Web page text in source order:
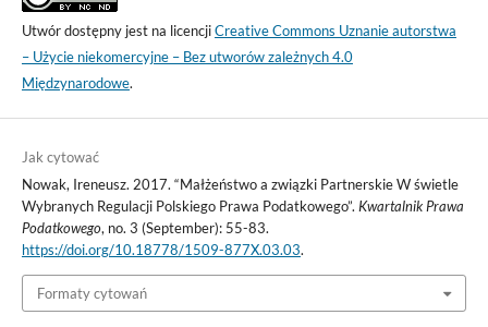
Utwór dostępny jest na licencjiCreative Commons Uznanie autorstwa
– Użycie niekomercyjne – Bez utworów zależnych 4.0
Międzynarodowe.
Jak cytować
Nowak, Ireneusz. 2017. “Małżeństwo a związki Partnerskie W świetle
Wybranych Regulacji Polskiego Prawa Podatkowego”. Kwartalnik Prawa
Podatkowego, no. 3 (September): 55-83.
https://doi.org/10.18778/1509-877X.03.03.
Formaty cytowań